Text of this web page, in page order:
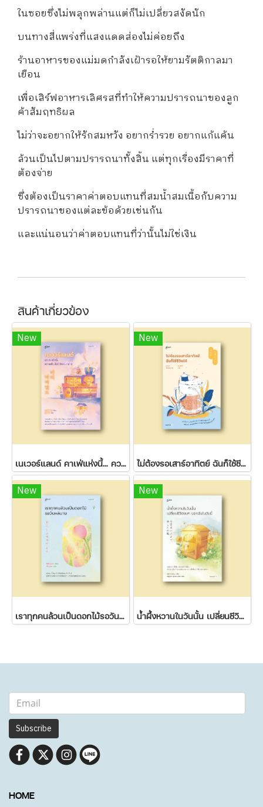
ในซอยซึ่งไม่พลุกพล่านแต่ก็ไม่เปลี่ยวสงัดนัก
บนทางสี่แพร่งที่แสงแดดส่องไม่ค่อยถึง
ร้านอาหารของแม่มดกำลังเฝ้ารอให้ยามรัตติกาลมา
เยือน
เพื่อเสิร์ฟอาหารเลิศรสที่ทำให้ความปรารถนาของลูก
ค้าสัมฤทธิผล
ไม่ว่าจะอยากให้รักสมหวัง อยากร่ำรวย อยากแก้แค้น
ล้วนเป็นไปตามปรารถนาทั้งสิ้น แต่ทุกเรื่องมีราคาที่
ต้องจ่าย
ซึ่งต้องเป็นราคาค่าตอบแทนที่สมน้ำสมเนื้อกับความ
ปรารถนาของแต่ละข้อด้วยเช่นกัน
และแน่นอนว่าค่าตอบแทนที่ว่านั้นไม่ใช่เงิน
สินค้าเกี่ยวข้อง
New
เนเวอร์แลนด์ คาเฟ่แห่งนี้... ความฝันไม่มีวันหมดอายุ
New
ไม่ต้องรอเสาร์อาทิตย์ ฉันก็ใช้ชีวิตได้
New
เราทุกคนล้วนเป็นดอกไม้รอวันผลิบาน
New
น้ำผึ้งหวานในวันนั้น เปลี่ยนชีวิตขมๆ ของฉันในวันนี้
Subscribe
HOME